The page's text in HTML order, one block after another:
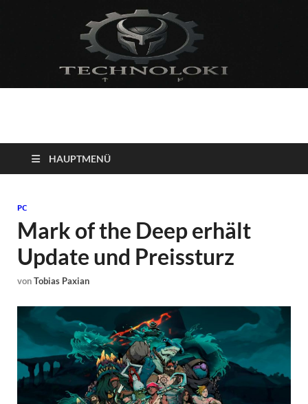
Technoloki: Gaming
und Entertainment
Blockbuster, Indie-Perlen und Retro-Klassiker.
HAUPTMENÜ
PC
Mark of the Deep erhält
Update und Preissturz
vonTobias Paxian